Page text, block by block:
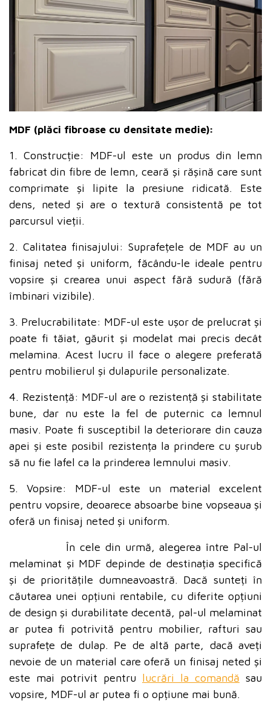
MDF (plăci fibroase cu densitate medie):
1. Construcție: MDF-ul este un produs din lemn
fabricat din fibre de lemn, ceară și rășină care sunt
comprimate și lipite la presiune ridicată. Este
dens, neted și are o textură consistentă pe tot
parcursul vieții.
2. Calitatea finisajului: Suprafețele de MDF au un
finisaj neted și uniform, făcându-le ideale pentru
vopsire și crearea unui aspect fără sudură (fără
îmbinari vizibile).
3. Prelucrabilitate: MDF-ul este ușor de prelucrat și
poate fi tăiat, găurit și modelat mai precis decât
melamina. Acest lucru îl face o alegere preferată
pentru mobilierul și dulapurile personalizate.
4. Rezistență: MDF-ul are o rezistență și stabilitate
bune, dar nu este la fel de puternic ca lemnul
masiv. Poate fi susceptibil la deteriorare din cauza
apei și este posibil rezistența la prindere cu șurub
să nu fie lafel ca la prinderea lemnului masiv.
5. Vopsire: MDF-ul este un material excelent
pentru vopsire, deoarece absoarbe bine vopseaua și
oferă un finisaj neted și uniform.
În cele din urmă, alegerea între Pal-ul
melaminat și MDF depinde de destinația specifică
și de prioritățile dumneavoastră. Dacă sunteți în
căutarea unei opțiuni rentabile, cu diferite opțiuni
de design și durabilitate decentă, pal-ul melaminat
ar putea fi potrivită pentru mobilier, rafturi sau
suprafețe de dulap. Pe de altă parte, dacă aveți
nevoie de un material care oferă un finisaj neted și
este mai potrivit pentru lucrări la comandă sau
vopsire, MDF-ul ar putea fi o opțiune mai bună.